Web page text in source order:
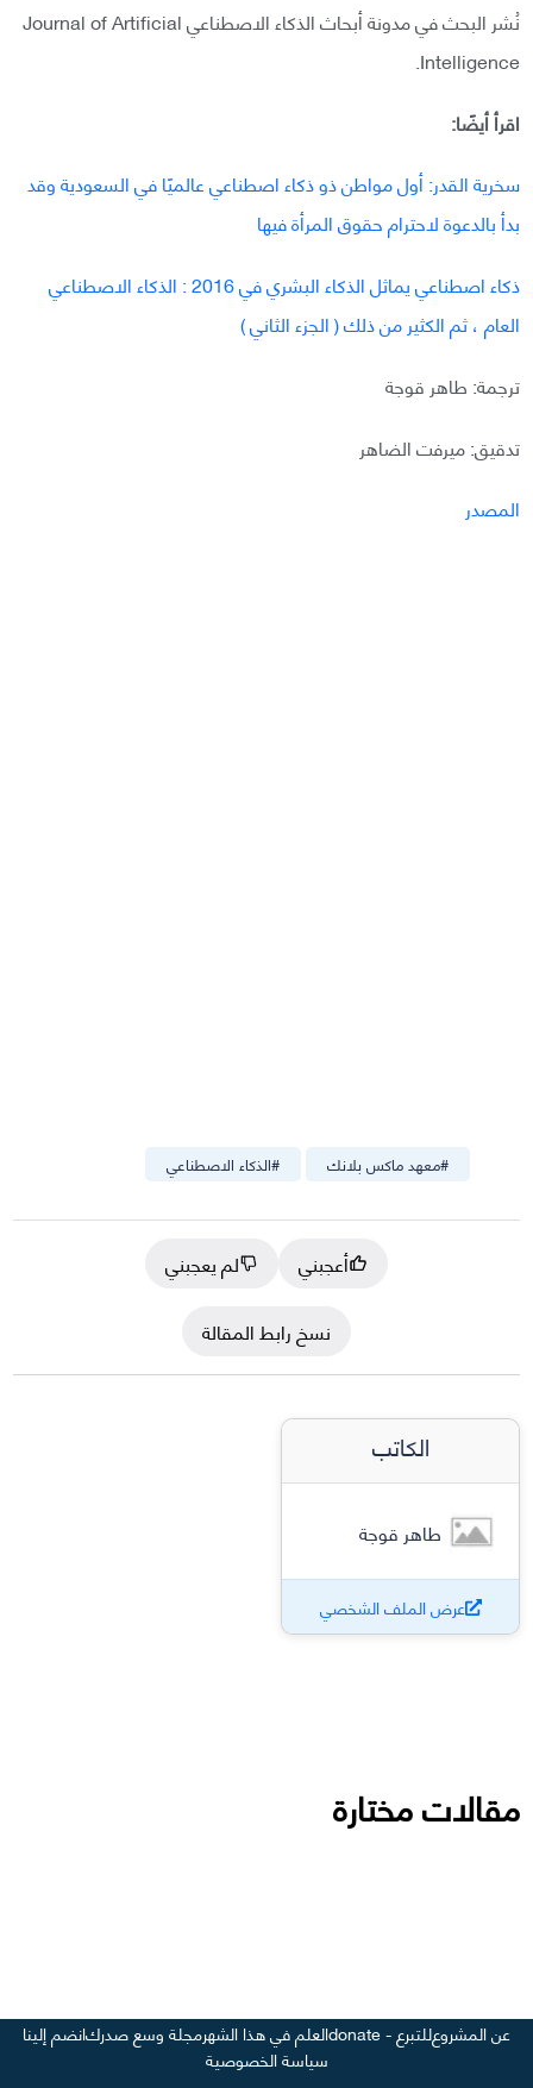
نُشر البحث في مدونة أبحاث الذكاء الاصطناعي Journal of Artificial
Intelligence.
اقرأ أيضًا:
سخرية القدر: أول مواطن ذو ذكاء اصطناعي عالميًا في السعودية وقد
بدأ بالدعوة لاحترام حقوق المرأة فيها
ذكاء اصطناعي يماثل الذكاء البشري في 2016 : الذكاء الاصطناعي
العام ، ثم الكثير من ذلك ( الجزء الثاني )
ترجمة: طاهر قوجة
تدقيق: ميرفت الضاهر
المصدر
#الذكاء الاصطناعي #معهد ماكس بلانك
أعجبني
لم يعجبني
نسخ رابط المقالة
الكاتب
طاهر قوجة
عرض الملف الشخصي
مقالات مختارة
عن المشروعللتبرع - donate العلم في هذا الشهرمجلة وسع صدركانضم إلينا
سياسة الخصوصية